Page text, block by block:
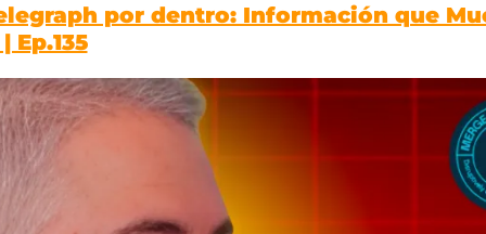
por dentro: Información que
Ep.135